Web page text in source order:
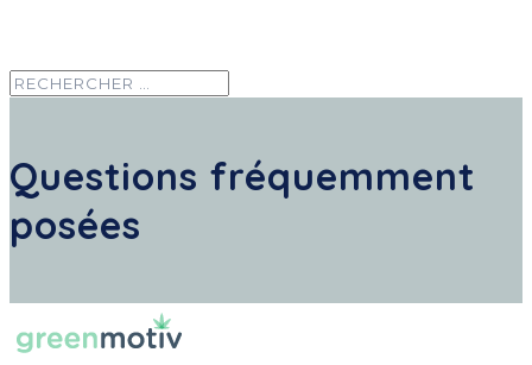
Questions fréquemment
posées